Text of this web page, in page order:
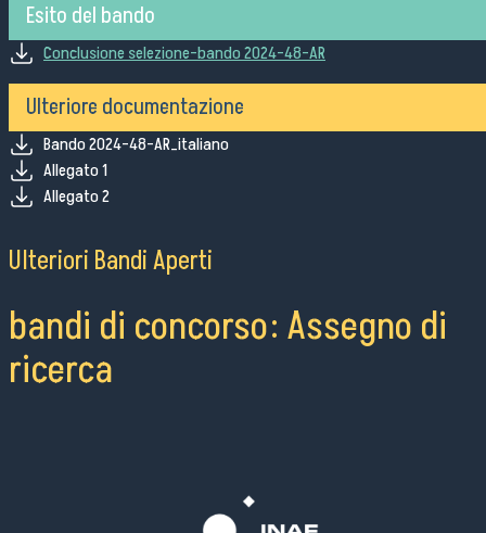
Esito del bando
Conclusione selezione-bando 2024-48-AR
Ulteriore documentazione
Bando 2024-48-AR_italiano
Allegato 1
Allegato 2
Ulteriori Bandi Aperti
bandi di concorso: Assegno di
ricerca
Progetti di investimento pubblico
Automatizzazione delle procedure
Consulenti e collaboratori